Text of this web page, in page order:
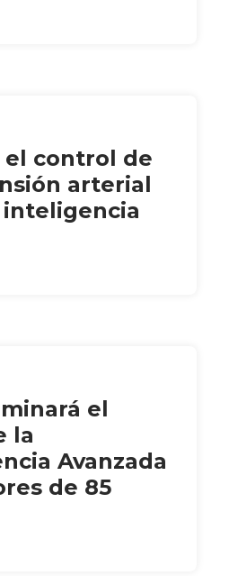
el control de
arterial
el
la
Avanzada
de 85